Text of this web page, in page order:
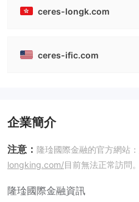
ceres-longk.com
ceres-ific.com
企業簡介
注意： 隆琻國際金融的官方網站：
longking.com/目前無法正常訪問。
隆琻國際金融資訊